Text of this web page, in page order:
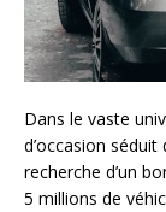
Dans le vaste
d’occasion
recherche d’un
5 millions de